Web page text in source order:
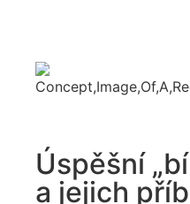
Úspěšní
a jejich